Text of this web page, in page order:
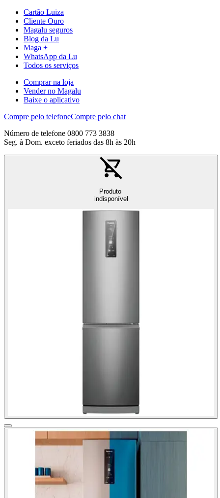
Cartão Luiza
Cliente Ouro
Magalu seguros
Blog da Lu
Maga +
WhatsApp da Lu
Todos os serviços
Comprar na loja
Vender no Magalu
Baixe o aplicativo
Compre pelo telefoneCompre pelo chat
Número de telefone 0800 773 3838
Seg. à Dom. exceto feriados das 8h às 20h
Produto
indisponível